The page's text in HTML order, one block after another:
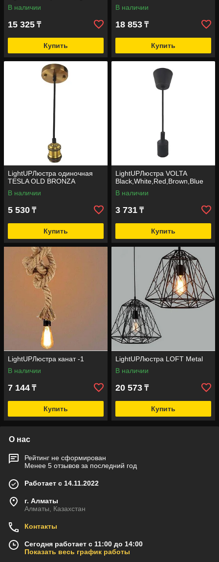
В наличии
15 325 ₸
Купить
В наличии
18 853 ₸
Купить
LightUPЛюстра одиночная
TESLA OLD BRONZA
В наличии
5 530 ₸
Купить
LightUPЛюстра VOLTA
Black,White,Red,Brown,Blue
В наличии
3 731 ₸
Купить
LightUPЛюстра канат -1
В наличии
7 144 ₸
Купить
LightUPЛюстра LOFT Metal
В наличии
20 573 ₸
Купить
О нас
Рейтинг не сформирован
Менее 5 отзывов за последний год
Работает с 14.11.2022
г. Алматы
Алматы, Казахстан
Контакты
Сегодня работает с 11:00 до 14:00
Показать весь график работы